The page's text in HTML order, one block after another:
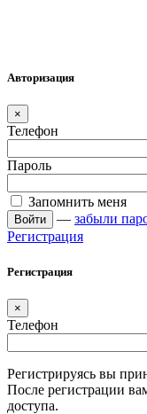
Авторизация
×
Телефон
Пароль
Запомнить меня
Войти — забыли
Регистрация
Регистрация
×
Телефон
Регистрируясь вы
После регистрации
доступа.